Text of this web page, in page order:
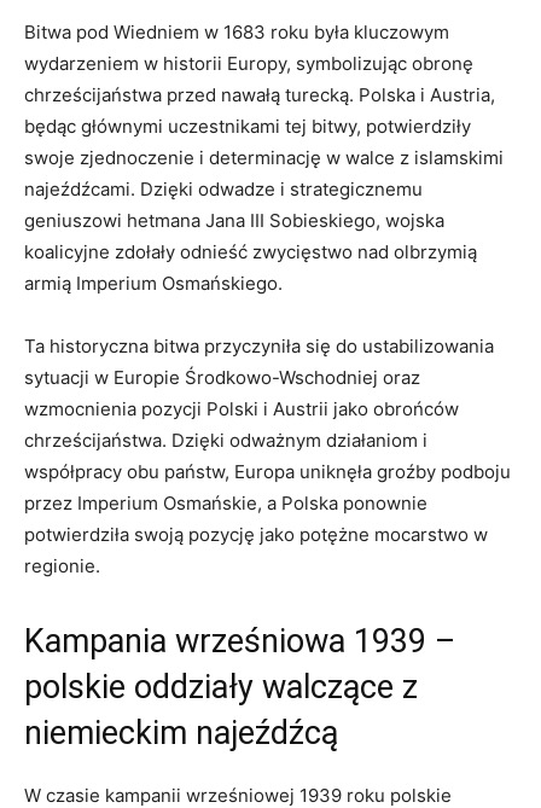
Bitwa pod Wiedniem w​ 1683 ‍roku była⁣ kluczowym
wydarzeniem w historii Europy,⁣ symbolizując obronę
chrześcijaństwa przed nawałą turecką. ‍Polska i Austria,
będąc głównymi uczestnikami tej bitwy, ⁣potwierdziły
swoje zjednoczenie i determinację ⁢w⁤ walce z islamskimi
najeźdźcami.⁤ Dzięki odwadze i strategicznemu⁤
geniuszowi hetmana Jana ⁣III Sobieskiego, wojska
koalicyjne zdołały odnieść zwycięstwo nad olbrzymią
armią​ Imperium Osmańskiego.
Ta historyczna bitwa przyczyniła się⁤ do ustabilizowania
sytuacji⁤ w⁣ Europie Środkowo-Wschodniej oraz⁣
wzmocnienia⁤ pozycji‍ Polski i Austrii jako obrońców
chrześcijaństwa.‌ Dzięki odważnym działaniom i
współpracy obu ​państw,⁤ Europa‌ uniknęła ⁢groźby podboju
przez Imperium Osmańskie, a Polska ponownie
potwierdziła swoją pozycję jako potężne mocarstwo w
regionie.
Kampania wrześniowa 1939 –
polskie oddziały walczące z
niemieckim najeźdźcą
W czasie ⁢kampanii wrześniowej⁤ 1939 roku polskie